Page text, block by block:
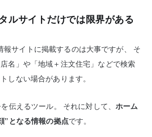
ルサイトだけでは限界がある
サイトに掲載するのは大事ですが、
そ
名」や「地域＋注文住宅」などで検索
しない場合があります。
伝えるツール。 それに対して、ホーム
”となる情報の拠点です。